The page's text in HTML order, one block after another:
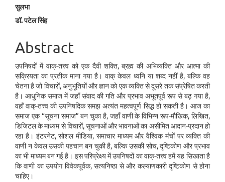
Main
Article
Content
सुलभा
डॉ. पटेल सिंह
Abstract
उपनिषदों में वाक्-तत्त्व को एक दैवी शक्ति, ब्रह्म की अभिव्यक्ति और आत्मा की
सक्रियता का प्रतीक माना गया है। वाक् केवल ध्वनि या शब्द नहीं है, बल्कि वह
चेतना है जो विचारों, अनुभूतियों और ज्ञान को एक व्यक्ति से दूसरे तक संप्रेषित करती
है। आधुनिक समाज में जहाँ संवाद की गति और प्रभाव अभूतपूर्व रूप से बढ़ गया है,
वहाँ वाक्-तत्त्व की उपनिषदिक समझ अत्यंत महत्वपूर्ण सिद्ध हो सकती है। आज का
समाज एक “सूचना समाज” बन चुका है, जहाँ वाणी के विभिन्न रूप-मौखिक, लिखित,
डिजिटल के माध्यम से विचारों, सूचनाओं और भावनाओं का असीमित आदान-प्रदान हो
रहा है। इंटरनेट, सोशल मीडिया, समाचार माध्यम और वैश्विक मंचों पर व्यक्ति की
वाणी न केवल उसकी पहचान बन चुकी है, बल्कि उसकी सोच, दृष्टिकोण और प्रभाव
का भी माध्यम बन गई है। इस परिप्रेक्ष्य में उपनिषदों का वाक्-तत्त्व हमें यह सिखाता है
कि वाणी का उपयोग विवेकपूर्वक, सत्यनिष्ठा से और कल्याणकारी दृष्टिकोण से होना
चाहिए।